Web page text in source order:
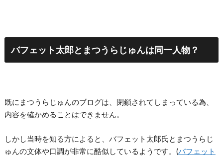
バフェット太郎とまつうらじゅんは同一人物？
既にまつうらじゅんのブログは、閉鎖されてしまっている為、
内容を確かめることはできません。
しかし当時を知る方によると、バフェット太郎氏とまつうらじ
ゅんの文体や口調が非常に酷似しているようです。(バフェット